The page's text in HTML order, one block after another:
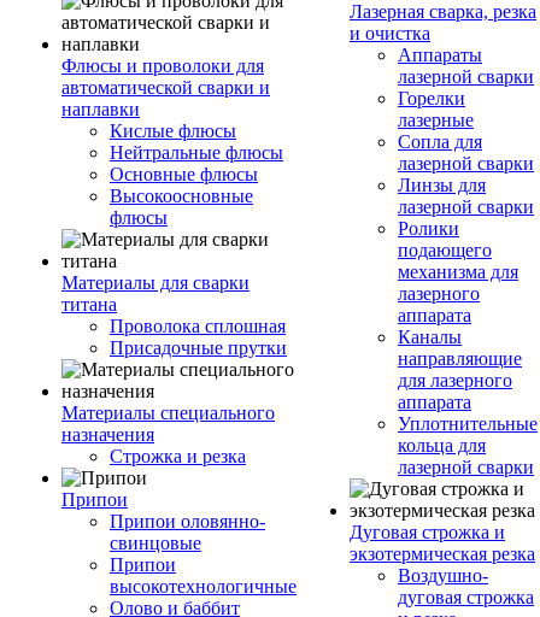
Флюсы и проволоки для
автоматической сварки и
наплавки
Кислые флюсы
Нейтральные флюсы
Основные флюсы
Высокоосновные
флюсы
Материалы для сварки
титана
Проволока сплошная
Присадочные прутки
Материалы специального
назначения
Строжка и резка
Припои
Припои оловянно-
свинцовые
Припои
высокотехнологичные
Олово и баббит
Лазерная сварка, резка
и очистка
Аппараты
лазерной сварки
Горелки
лазерные
Сопла для
лазерной сварки
Линзы для
лазерной сварки
Ролики
подающего
механизма для
лазерного
аппарата
Каналы
направляющие
для лазерного
аппарата
Уплотнительные
кольца для
лазерной сварки
Дуговая строжка и
экзотермическая резка
Воздушно-
дуговая строжка